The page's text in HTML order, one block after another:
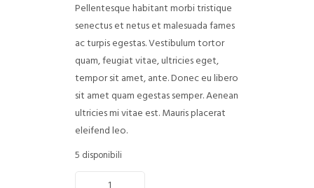
Pellentesque habitant morbi tristique
senectus et netus et malesuada fames
ac turpis egestas. Vestibulum tortor
quam, feugiat vitae, ultricies eget,
tempor sit amet, ante. Donec eu libero
sit amet quam egestas semper. Aenean
ultricies mi vitae est. Mauris placerat
eleifend leo.
5 disponibili